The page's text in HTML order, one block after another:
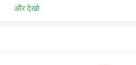
और देखो